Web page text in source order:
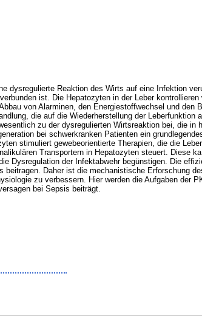
dysregulierte Reaktion des Wirts auf eine Infektion
ist. Die Hepatozyten in der Leber
von Alarminen, den Energiestoffwechsel und
die auf die Wiederherstellung der
zu der dysregulierten Wirtsreaktion bei, die
bei schwerkranken Patienten ein
stimuliert gewebeorientierte Therapien, die die
Transportern in Hepatozyten steuert. Diese
Dysregulation der Infektabwehr begünstigen. Die
Daher ist die mechanistische Erforschung
zu verbessern. Hier werden die Aufgaben der
bei Sepsis beiträgt.